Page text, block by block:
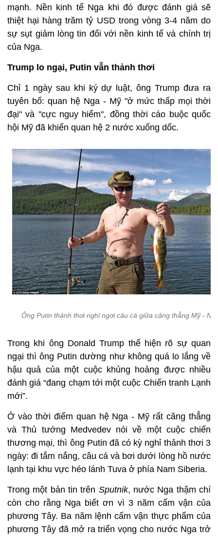
mạnh. Nền kinh tế Nga khi đó được đánh giá sẽ
thiệt hại hàng trăm tỷ USD trong vòng 3-4 năm do
sự sụt giảm lòng tin đối với nền kinh tế và chính trị
của Nga.
Trump lo ngại, Putin vẫn thảnh thơi
Chỉ 1 ngày sau khi ký dự luật, ông Trump đưa ra
tuyên bố: quan hệ Nga - Mỹ "ở mức thấp mọi thời
đại" và "cực nguy hiểm", đồng thời cáo buộc quốc
hội Mỹ đã khiến quan hệ 2 nước xuống dốc.
Ông Putin thảnh thơi nghỉ ngơi câu cá giữa căng thẳng Mỹ -
Trong khi ông Donald Trump thể hiện rõ sự quan
ngại thì ông Putin dường như không quá lo lắng về
hậu quả của một cuộc khủng hoảng được nhiều
đánh giá “đang chạm tới một cuộc Chiến tranh Lạnh
mới”.
Ở vào thời điểm quan hệ Nga - Mỹ rất căng thẳng
và Thủ tướng Medvedev nói về một cuộc chiến
thương mại, thì ông Putin đã có kỳ nghỉ thảnh thơi 3
ngày: đi tắm nắng, câu cá và bơi dưới lòng hồ nước
lạnh tại khu vực héo lánh Tuva ở phía Nam Siberia.
Trong một bản tin trên Sputnik, nước Nga thậm chí
còn cho rằng Nga biết ơn vì 3 năm cấm vận của
phương Tây. Ba năm lệnh cấm vận thực phẩm của
phương Tây đã mở ra triển vọng cho nước Nga trở